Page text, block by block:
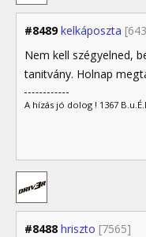
#8489 kelkáposzta
Nem kell szégyelned,
tanitvány. Holnap
A hízás jó dolog ! 1367
#8488 hriszto [7565]